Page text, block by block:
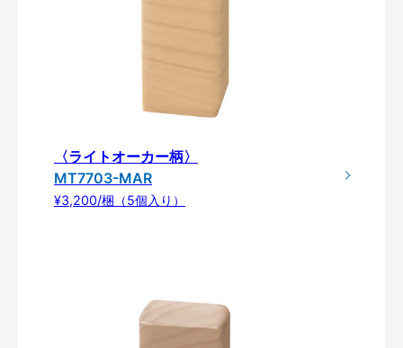
〈ライトオーカー柄〉
MT7703-MAR
¥3,200/梱（5個入り）